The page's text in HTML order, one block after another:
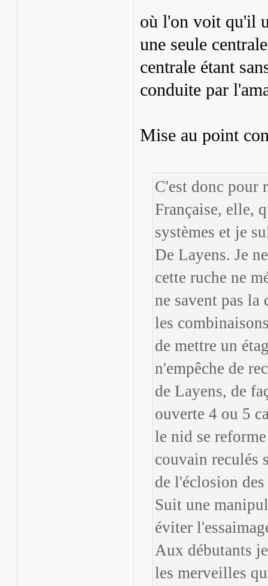
où l'on voit qu'il
une seule
centrale étant
conduite par
Mise au point
C'est donc pour
Française, elle,
systèmes et je
De Layens. Je
cette ruche ne
ne savent pas la
les
de mettre un
n'empêche de
de Layens, de
ouverte 4 ou 5
le nid se
couvain reculés
de l'éclosion
Suit une
éviter
Aux débutants
les merveilles